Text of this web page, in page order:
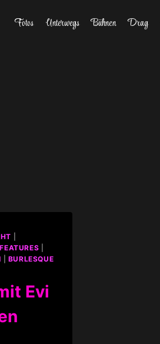
Fotos Unterwegs Bühnen Drag
BURLESQUE
Evi